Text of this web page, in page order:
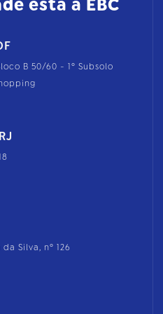
está a EBC
B 50/60 - 1º Subsolo
Silva, nº 126